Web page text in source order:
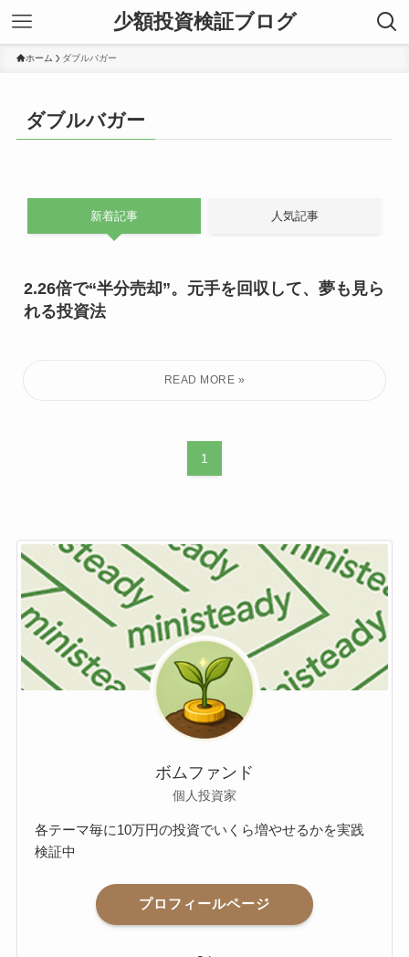
少額投資検証ブログ
ホーム ダブルバガー
ダブルバガー
新着記事 人気記事
2.26倍で“半分売却”。元手を回収して、夢も見ら
れる投資法
1
ボムファンド
個人投資家
各テーマ毎に10万円の投資でいくら増やせるかを実践
検証中
プロフィールページ